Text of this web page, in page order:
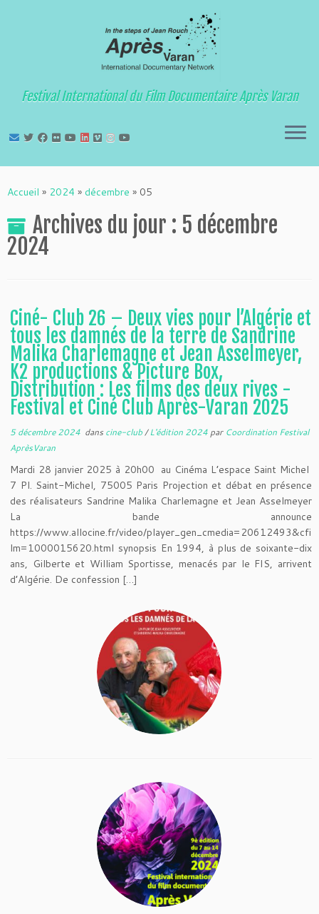
au
Festival International du Film Documentaire Après Varan
Accueil » 2024 » décembre » 05
Archives du jour : 5 décembre
2024
Ciné- Club 26 – Deux vies pour l’Algérie et
tous les damnés de la terre de Sandrine
Malika Charlemagne et Jean Asselmeyer,
K2 productions & Picture Box,
Distribution : Les films des deux rives -
Festival et Ciné Club Après-Varan 2025
5 décembre 2024 dans cine-club/L'édition 2024 par Coordination Festival
AprèsVaran
Mardi 28 janvier 2025 à 20h00 au Cinéma L’espace Saint Michel
7 Pl. Saint-Michel, 75005 Paris Projection et débat en présence
des réalisateurs Sandrine Malika Charlemagne et Jean Asselmeyer
La bande announce
https://www.allocine.fr/video/player_gen_cmedia=20612493&cfi
lm=1000015620.html synopsis En 1994, à plus de soixante-dix
ans, Gilberte et William Sportisse, menacés par le FIS, arrivent
d’Algérie. De confession […]